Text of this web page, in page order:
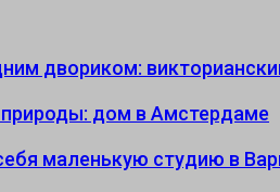
двориком:
дом в Амстердаме
маленькую студию в